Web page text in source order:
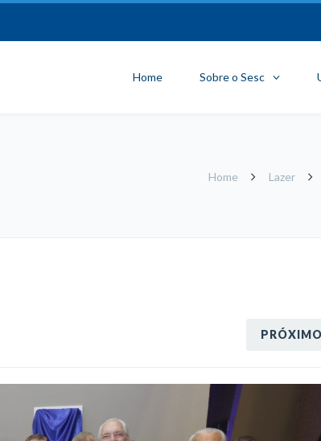
Home Sobre o Sesc
Home Lazer
PRÓXIMO